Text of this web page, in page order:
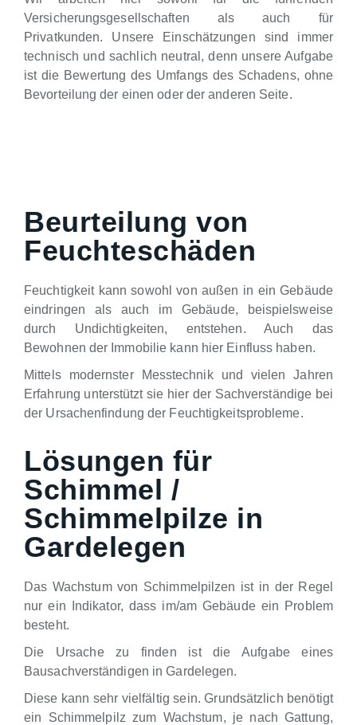
Versicherungsgesellschaften als auch für
Privatkunden. Unsere Einschätzungen sind immer
technisch und sachlich neutral, denn unsere Aufgabe
ist die Bewertung des Umfangs des Schadens, ohne
Bevorteilung der einen oder der anderen Seite.
Beurteilung von
Feuchteschäden
Feuchtigkeit kann sowohl von außen in ein Gebäude
eindringen als auch im Gebäude, beispielsweise
durch Undichtigkeiten, entstehen. Auch das
Bewohnen der Immobilie kann hier Einfluss haben.
Mittels modernster Messtechnik und vielen Jahren
Erfahrung unterstützt sie hier der Sachverständige bei
der Ursachenfindung der Feuchtigkeitsprobleme.
Lösungen für
Schimmel /
Schimmelpilze in
Gardelegen
Das Wachstum von Schimmelpilzen ist in der Regel
nur ein Indikator, dass im/am Gebäude ein Problem
besteht.
Die Ursache zu finden ist die Aufgabe eines
Bausachverständigen in Gardelegen.
Diese kann sehr vielfältig sein. Grundsätzlich benötigt
ein Schimmelpilz zum Wachstum, je nach Gattung,